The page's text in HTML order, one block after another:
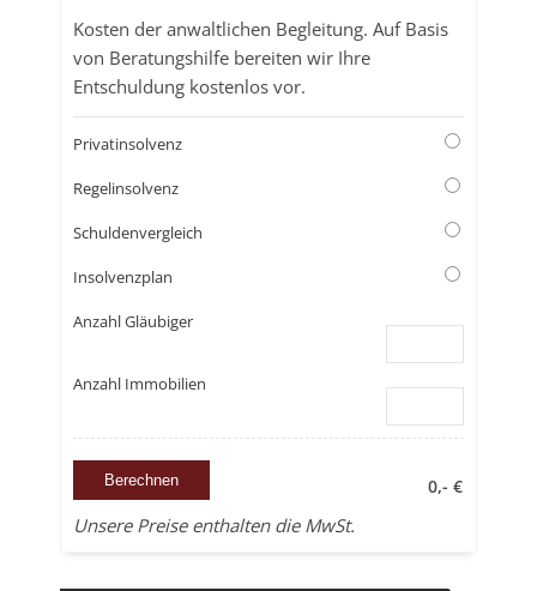
Kosten der anwaltlichen Begleitung. Auf Basis
von Beratungshilfe bereiten wir Ihre
Entschuldung kostenlos vor.
Privatinsolvenz
Regelinsolvenz
Schuldenvergleich
Insolvenzplan
Anzahl Gläubiger
Anzahl Immobilien
0,- €
Unsere Preise enthalten die MwSt.